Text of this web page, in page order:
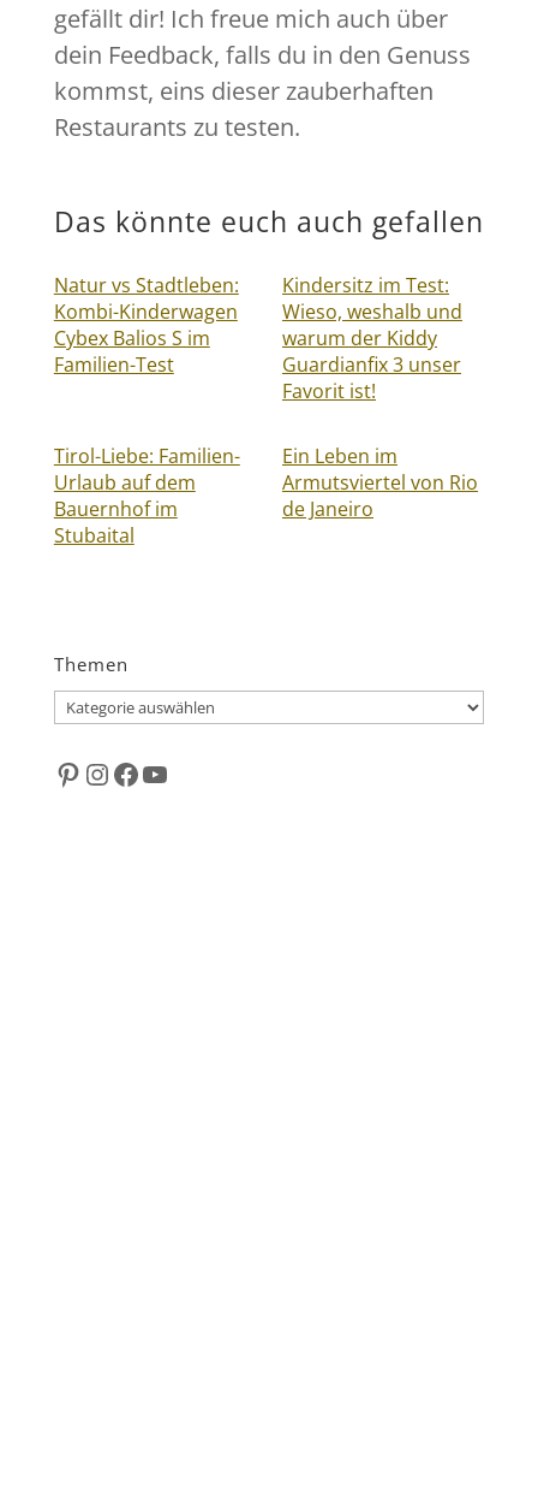
gefällt dir! Ich freue mich auch über
dein Feedback, falls du in den Genuss
kommst, eins dieser zauberhaften
Restaurants zu testen.
Das könnte euch auch gefallen
Natur vs Stadtleben:
Kombi-Kinderwagen
Cybex Balios S im
Familien-Test
Kindersitz im Test:
Wieso, weshalb und
warum der Kiddy
Guardianfix 3 unser
Favorit ist!
Tirol-Liebe: Familien-
Urlaub auf dem
Bauernhof im
Stubaital
Ein Leben im
Armutsviertel von Rio
de Janeiro
Themen
Themen
Pinterest
Instagram
Facebook
YouTube